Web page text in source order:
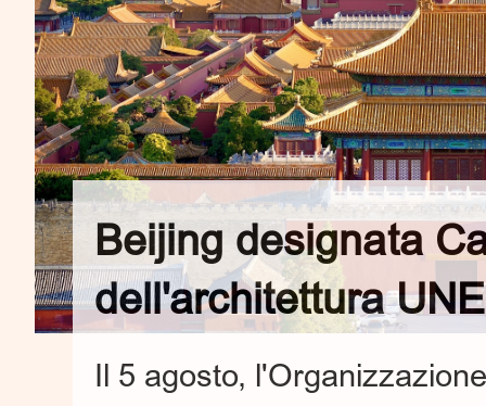
Beijing designata
dell'architettura
Il 5 agosto,